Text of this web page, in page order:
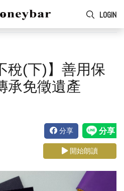
LOGIN
稅(下)】善用保
承免徵遺產
分享
開始朗讀